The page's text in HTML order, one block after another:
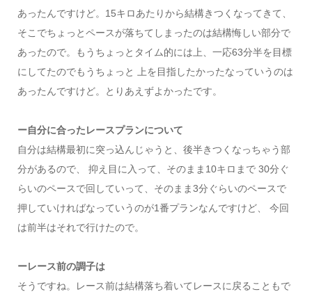
あったんですけど。15キロあたりから結構きつくなってきて、
そこでちょっとペースが落ちてしまったのは結構悔しい部分で
あったので。もうちょっとタイム的には上、一応63分半を目標
にしてたのでもうちょっと 上を目指したかったなっていうのは
あったんですけど。とりあえずよかったです。
ー自分に合ったレースプランについて
自分は結構最初に突っ込んじゃうと、後半きつくなっちゃう部
分があるので、 抑え目に入って、そのまま10キロまで 30分ぐ
らいのペースで回していって、そのまま3分ぐらいのペースで
押していければなっていうのが1番プランなんですけど、 今回
は前半はそれで行けたので。
ーレース前の調子は
そうですね。レース前は結構落ち着いてレースに戻ることもで